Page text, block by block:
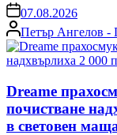
on07.08.2026
Posted
by
Петър Ангелов -
Dreame
почистване
в световен